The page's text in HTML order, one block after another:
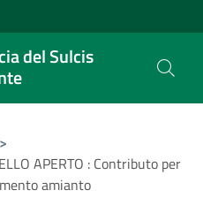
del Sulcis
>
APERTO : Contributo per
amianto